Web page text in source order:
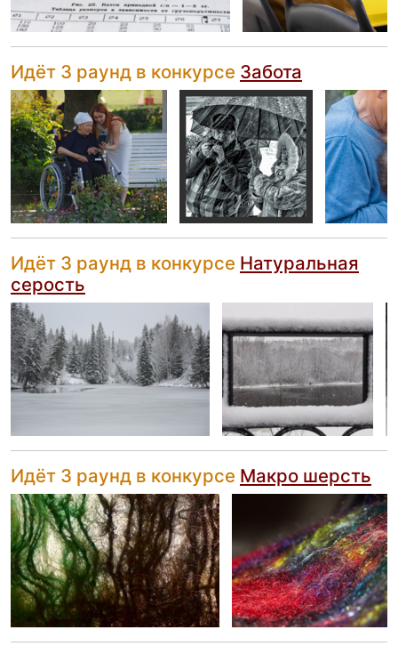
Идёт 3 раунд в конкурсе Забота
Идёт 3 раунд в конкурсе Натуральная
серость
Идёт 3 раунд в конкурсе Макро шерсть